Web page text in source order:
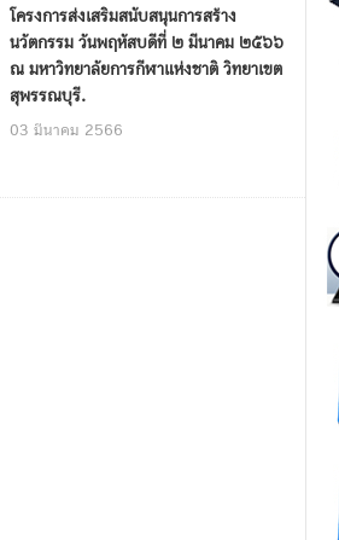
โครงการส่งเสริมสนับสนุนการสร้าง
นวัตกรรม วันพฤหัสบดีที่ ๒ มีนาคม ๒๕๖๖
ณ มหาวิทยาลัยการกีฬาแห่งชาติ วิทยาเขต
สุพรรณบุรี.
03 มีนาคม 2566